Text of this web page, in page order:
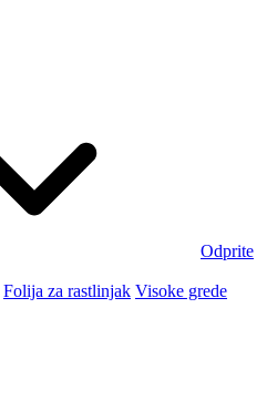
Odprite
Folija za rastlinjak Visoke grede